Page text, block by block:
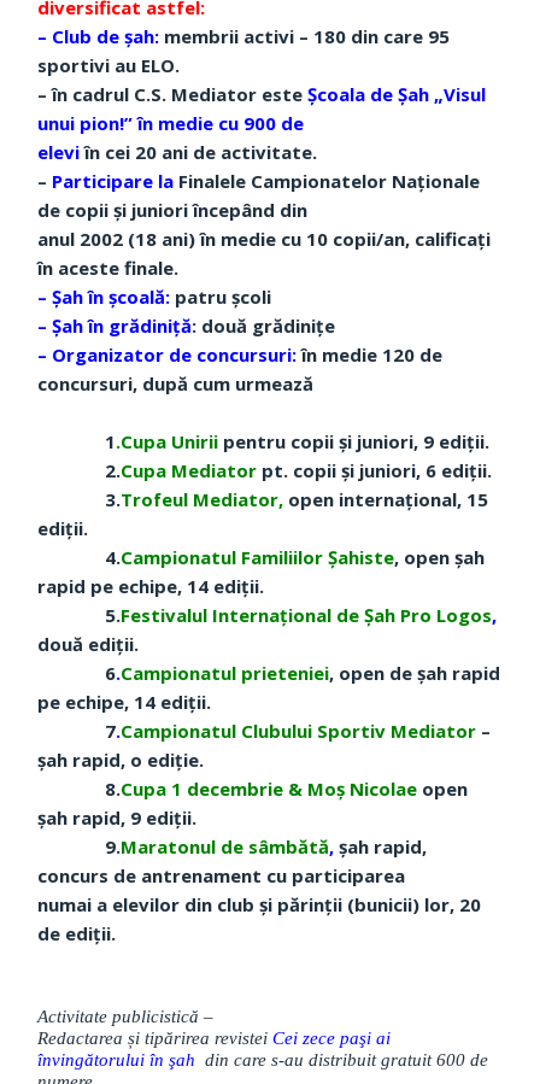
diversificat astfel:
– Club de şah: membrii activi – 180 din care 95
sportivi au ELO.
– în cadrul C.S. Mediator esteȘcoala de Șah „Visul
unui pion!” în medie cu 900 de
eleviîn cei 20 ani de activitate.
– Participare la Finalele Campionatelor Naţionale
de copii şi juniori începând din
anul 2002 (18 ani) în medie cu 10 copii/an, calificaţi
în aceste finale.
– Șah în şcoală: patru şcoli
– Șah în grădiniţă: două grădiniţe
– Organizator de concursuri:în medie 120 de
concursuri, după cum urmează
1.Cupa Unirii pentru copii şi juniori, 9 ediţii.
2.Cupa Mediator pt. copii şi juniori, 6 ediţii.
3.Trofeul Mediator, open internaţional, 15
ediţii.
4.Campionatul Familiilor Şahiste, open şah
rapid pe echipe, 14 ediţii.
5.Festivalul Internaţional de Şah Pro Logos,
două ediții.
6.Campionatul prieteniei, open de şah rapid
pe echipe, 14 ediţii.
7.Campionatul Clubului Sportiv Mediator –
şah rapid, o ediţie.
8.Cupa 1 decembrie & Moş Nicolae open
şah rapid, 9 ediţii.
9.Maratonul de sâmbătă, șah rapid,
concurs de antrenament cu participarea
numai a elevilor din club și părinții (bunicii) lor, 20
de ediții.
Activitate publicistică –
Redactarea și tipărirea revisteiCei zece paşi ai
învingătorului în şah din care s-au distribuit gratuit 600 de